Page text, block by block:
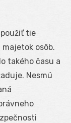
tie
osôb.
takého času a
Nesmú